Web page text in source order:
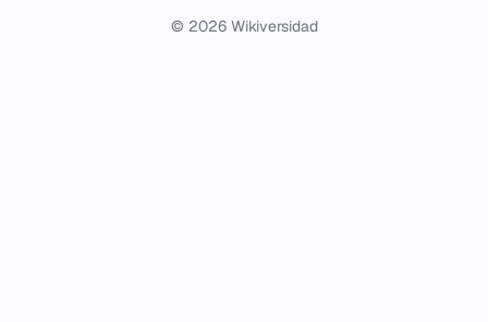
© 2026 Wikiversidad